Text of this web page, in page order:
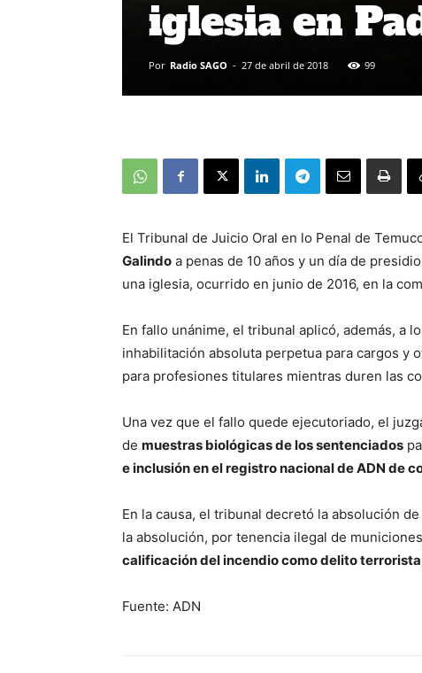
iglesia en
Por Radio SAGO - 27 de abril de 2018 99
El Tribunal de Juicio Oral en lo Penal de
Galindo a penas de 10 años y un día de
una iglesia, ocurrido en junio de 2016, en la
En fallo unánime, el tribunal aplicó, además, a
inhabilitación absoluta perpetua para cargos y
para profesiones titulares mientras duren las
Una vez que el fallo quede ejecutoriado, el
de muestras biológicas de los sentenciados
e inclusión en el registro nacional de ADN de
En la causa, el tribunal decretó la absolución
la absolución, por tenencia ilegal de
calificación del incendio como delito
Fuente: ADN